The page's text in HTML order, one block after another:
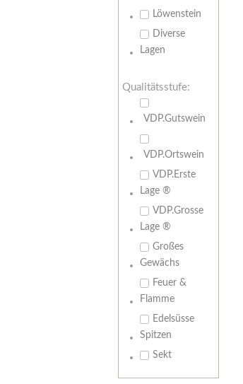
Löwenstein
Diverse
Lagen
Qualitätsstufe:
VDP.Gutswein
VDP.Ortswein
VDP.Erste
Lage ®
VDP.Grosse
Lage ®
Großes
Gewächs
Feuer &
Flamme
Edelsüsse
Spitzen
Sekt